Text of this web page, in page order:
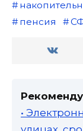
пенсия
•